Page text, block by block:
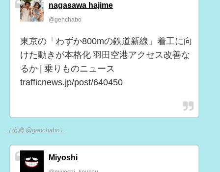
nagasawa hajime
@genchabo
東京の「わずか800mの鉄道新線」着工に向
けた動きが本格化 羽田空港アクセス改善な
るか | 乗りものニュース
trafficnews.jp/post/640450
（出典 @genchabo）
Miyoshi